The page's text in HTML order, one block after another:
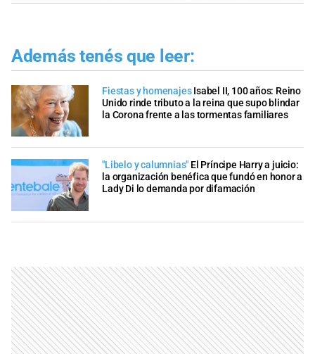
Además tenés que leer:
Fiestas y homenajes Isabel II, 100 años: Reino
Unido rinde tributo a la reina que supo blindar
la Corona frente a las tormentas familiares
"Libelo y calumnias" El Príncipe Harry a juicio:
la organización benéfica que fundó en honor a
Lady Di lo demanda por difamación